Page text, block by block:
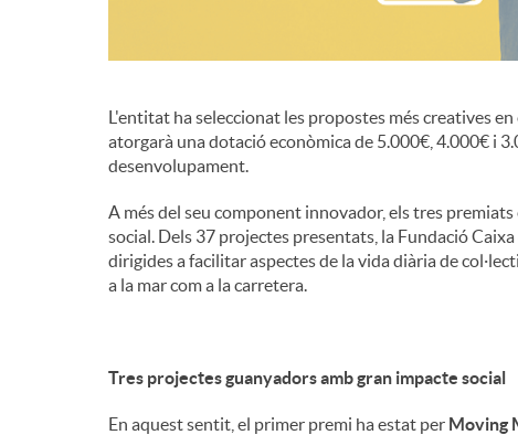
L'entitat ha seleccionat les propostes més creatives
atorgarà una dotació econòmica de 5.000€, 4.000€ i
desenvolupament.
A més del seu component innovador, els tres
social. Dels 37 projectes presentats, la Fundació
dirigides a facilitar aspectes de la vida diària de
a la mar com a la carretera.
Tres projectes guanyadors amb gran impacte social
En aquest sentit, el primer premi ha estat per Moving